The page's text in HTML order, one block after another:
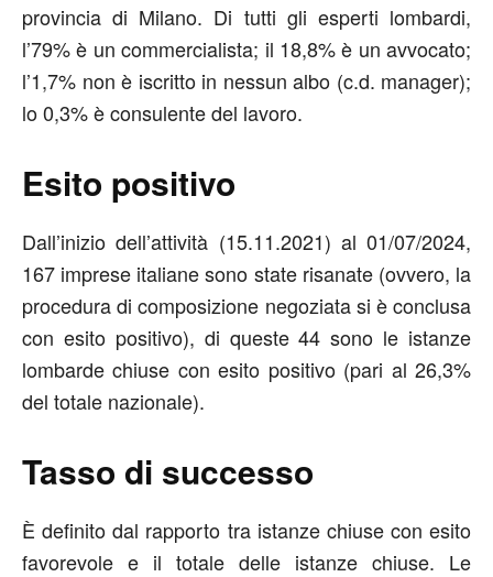
provincia di Milano. Di tutti gli esperti lombardi,
l’79% è un commercialista; il 18,8% è un avvocato;
l’1,7% non è iscritto in nessun albo (c.d. manager);
lo 0,3% è consulente del lavoro.
Esito positivo
Dall’inizio dell’attività (15.11.2021) al 01/07/2024,
167 imprese italiane sono state risanate (ovvero, la
procedura di composizione negoziata si è conclusa
con esito positivo), di queste 44 sono le istanze
lombarde chiuse con esito positivo (pari al 26,3%
del totale nazionale).
Tasso di successo
È definito dal rapporto tra istanze chiuse con esito
favorevole e il totale delle istanze chiuse. Le